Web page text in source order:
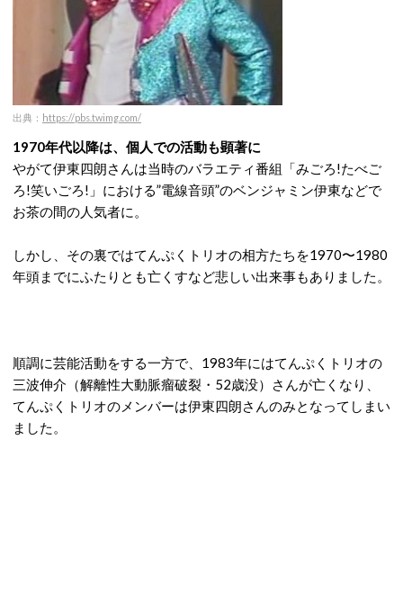
出典： https://pbs.twimg.com/
1970年代以降は、個人での活動も顕著に
やがて伊東四朗さんは当時のバラエティ番組「みごろ!たべご
ろ!笑いごろ!」における”電線音頭”のベンジャミン伊東などで
お茶の間の人気者に。
しかし、その裏ではてんぷくトリオの相方たちを1970〜1980
年頭までにふたりとも亡くすなど悲しい出来事もありました。
順調に芸能活動をする一方で、1983年にはてんぷくトリオの
三波伸介（解離性大動脈瘤破裂・52歳没）さんが亡くなり、
てんぷくトリオのメンバーは伊東四朗さんのみとなってしまい
ました。